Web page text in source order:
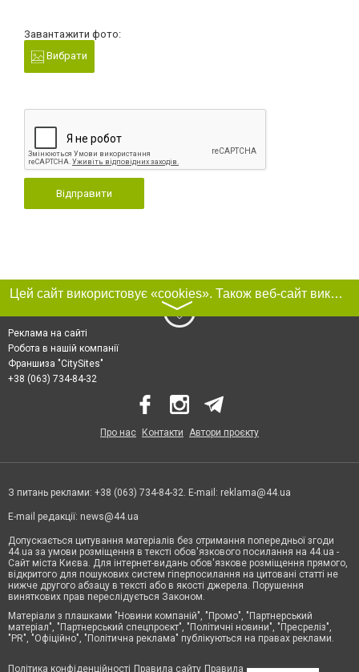
Завантажити фото:
Вибрати
Відправити
Цей сайт використовує «cookies». Також веб-сайт використовує інтернет-сервіс для збору технічних даних стосовно відвідувачів з метою отримання маркетингової та статистичної інформації. Умови обробки даних відвідувачів сайту див.
〉
Реклама на сайті
Робота в нашій компанії
Франшиза "CitySites"
+38 (063) 734-84-32
Про нас Контакти Автори проєкту
З питань реклами: +38 (063) 734-84-32. E-mail: reklama@44.ua
E-mail редакції: news@44.ua
Допускається цитування матеріалів без отримання попередньої згоди
44.ua за умови розміщення в тексті обов'язкового посилання на 44.ua -
Сайт міста Києва. Для інтернет-видань обов'язкове розміщення прямого,
відкритого для пошукових систем гіперпосилання на цитовані статті не
нижче другого абзацу в тексті або в якості джерела. Порушення
виняткових прав переслідується Законом.
Матеріали з плашками "Новини компаній", "Промо", "Партнерський
матеріал", "Партнерський спецпроєкт", "Політичні новини", "Пресреліз",
"PR", "Офіційно", "Політична реклама" публікуються на правах реклами.
Політика конфіденційності Правила сайту Правила